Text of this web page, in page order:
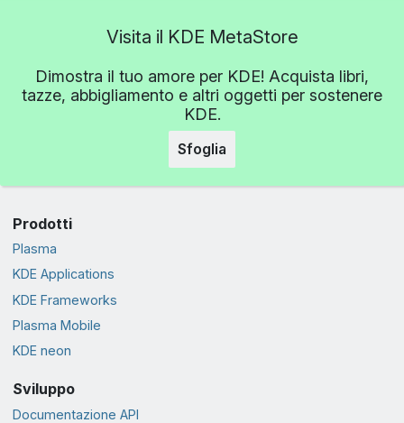
Visita il KDE MetaStore
Dimostra il tuo amore per KDE! Acquista libri,
tazze, abbigliamento e altri oggetti per sostenere
KDE.
Sfoglia
Prodotti
Plasma
KDE Applications
KDE Frameworks
Plasma Mobile
KDE neon
Sviluppo
Documentazione API